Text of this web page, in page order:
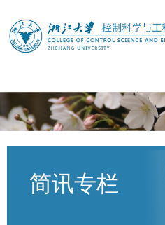
简讯专栏